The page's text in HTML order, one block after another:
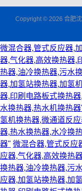
Copyright © 2026 合肥
微混合器,管式反应器,
器,气化器,高效换热器,
热器,油冷换热器,污水
器,加氢站换热器,加氢
器,印刷电路板式换热
水换热器,热水机换热器
氢机换热器,微通道反
器,热水换热器,水冷换
器" 微混合器,管式反应
应器,气化器,高效换热
换热器,油冷换热器,污
应器,加氢站换热器,加